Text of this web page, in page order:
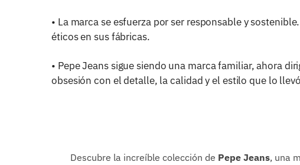
• La marca se esfuerza por ser responsable y
éticos en sus fábricas.
• Pepe Jeans sigue siendo una marca familiar, ahora
obsesión con el detalle, la calidad y el estilo que lo
Descubre la increíble colección de Pepe Jeans, una